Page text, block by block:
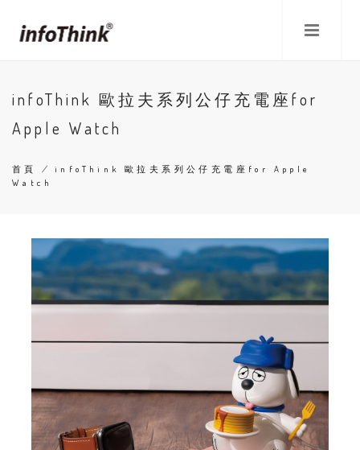
infoThink 歐拉夫系列公仔充電座for
Apple Watch
導
連
結
首頁 /infoThink 歐拉夫系列公仔充電座for Apple
Watch